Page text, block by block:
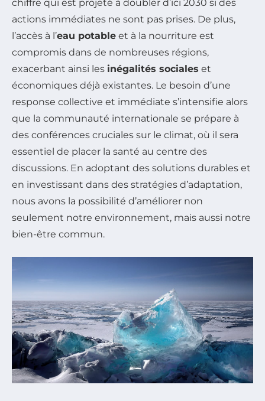
chiffre qui est projeté à doubler d’ici 2030 si des
actions immédiates ne sont pas prises. De plus,
l’accès à l’eau potable et à la nourriture est
compromis dans de nombreuses régions,
exacerbant ainsi les inégalités sociales et
économiques déjà existantes. Le besoin d’une
response collective et immédiate s’intensifie alors
que la communauté internationale se prépare à
des conférences cruciales sur le climat, où il sera
essentiel de placer la santé au centre des
discussions. En adoptant des solutions durables et
en investissant dans des stratégies d’adaptation,
nous avons la possibilité d’améliorer non
seulement notre environnement, mais aussi notre
bien-être commun.